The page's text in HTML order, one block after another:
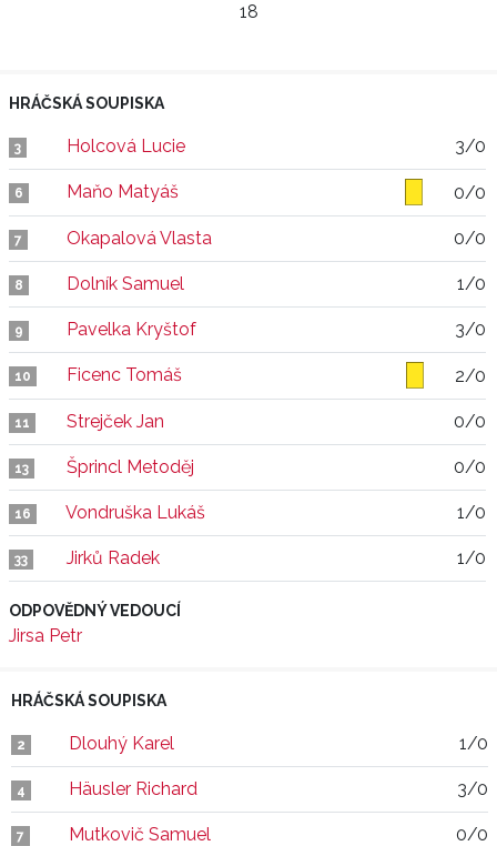
18
HRÁČSKÁ SOUPISKA
3 Holcová Lucie 3/0
6 Maňo Matyáš 0/0
7 Okapalová Vlasta 0/0
8 Dolník Samuel 1/0
9 Pavelka Kryštof 3/0
10 Ficenc Tomáš 2/0
11 Strejček Jan 0/0
13 Šprincl Metoděj 0/0
16 Vondruška Lukáš 1/0
33 Jirků Radek 1/0
ODPOVĚDNÝ VEDOUCÍ
Jirsa Petr
HRÁČSKÁ SOUPISKA
2 Dlouhý Karel 1/0
4 Häusler Richard 3/0
7 Mutkovič Samuel 0/0